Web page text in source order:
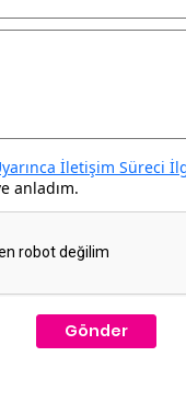
İletişim Süreci
anladım.
Gönder